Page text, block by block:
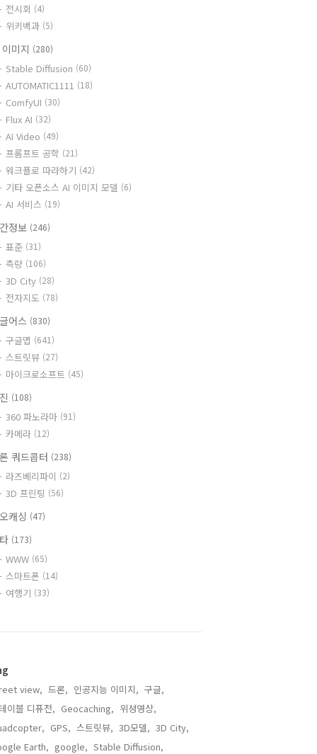
전시회 (4)
위키백과 (5)
미지 (280)
Stable Diffusion (60)
AUTOMATIC1111 (18)
ComfyUI (30)
Flux AI (32)
AI Video (49)
프롬프트 공학 (21)
워크플로 따라하기 (42)
기타 오픈소스 AI 이미지 모델 (6)
AI 서비스 (19)
정보 (246)
표준 (31)
측량 (106)
3D City (28)
전자지도 (78)
어스 (830)
구글맵 (641)
스트릿뷰 (27)
마이크로소프트 (45)
(108)
360 파노라마 (91)
카메라 (12)
쿼드콥터 (238)
라즈베리파이 (2)
3D 프린팅 (56)
캐싱 (47)
(173)
WWW (65)
스마트폰 (14)
여행기 (33)
view, 드론, 인공지능 이미지, 구글,
이블 디퓨전, Geocaching, 위성영상,
GPS, 스트릿뷰, 3D모델, 3D City,
Earth, google, Stable Diffusion,